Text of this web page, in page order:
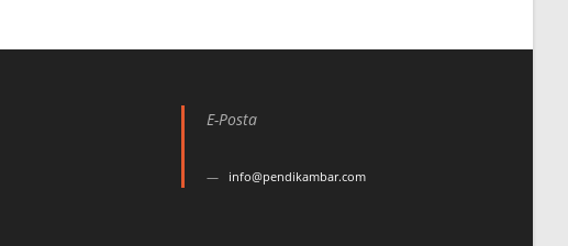
E-Posta
info@pendikambar.com